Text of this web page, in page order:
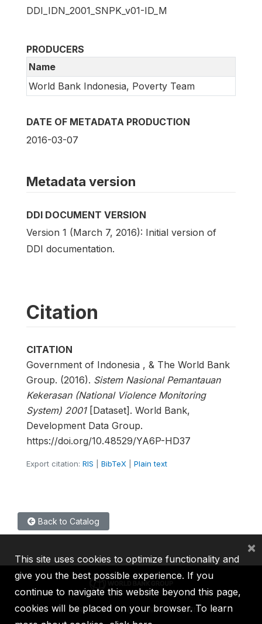
DDI_IDN_2001_SNPK_v01-ID_M
PRODUCERS
Name
World Bank Indonesia, Poverty Team
DATE OF METADATA PRODUCTION
2016-03-07
Metadata version
DDI DOCUMENT VERSION
Version 1 (March 7, 2016): Initial version of
DDI documentation.
Citation
CITATION
Government of Indonesia , & The World Bank
Group. (2016). Sistem Nasional Pemantauan
Kekerasan (National Violence Monitoring
System) 2001[Dataset]. World Bank,
Development Data Group.
https://doi.org/10.48529/YA6P-HD37
Export citation: RIS BibTeX Plain text
Back to Catalog
IBRD IDA IFC MIGA ICSID
This site uses cookies to optimize functionality and
give you the best possible experience. If you
continue to navigate this website beyond this page,
cookies will be placed on your browser. To learn
×